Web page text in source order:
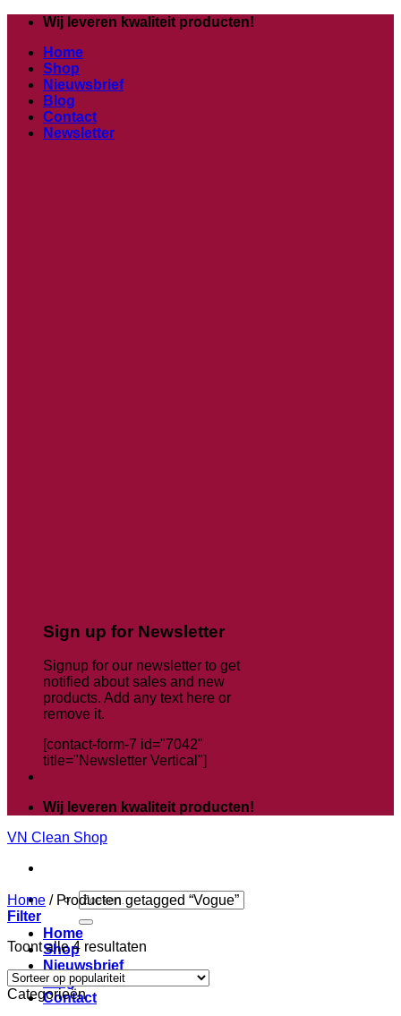
inhoud
Wij leveren kwaliteit producten!
Home
Shop
Nieuwsbrief
Blog
Contact
Newsletter
Sign up for Newsletter
Signup for our newsletter to get
notified about sales and new
products. Add any text here or
remove it.
[contact-form-7 id="7042"
title="Newsletter Vertical"]
Wij leveren kwaliteit producten!
VN Clean Shop
Zoeken
naar:
Home
Shop
Nieuwsbrief
Blog
Contact
Home /Producten getagged “Vogue”
Filter
Toont alle 4 resultaten
populariteit
Categorieën